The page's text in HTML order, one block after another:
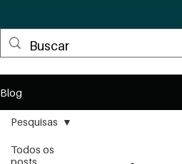
Blog
Todos os
posts
Pesquisas